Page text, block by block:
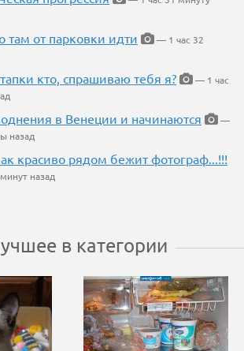
там от парковки идти
— 1 час 32
кто, спрашиваю тебя я?
— 1 час
в Венеции и начинаются
—
назад
красиво рядом бежит фотограф...!!!
назад
в категории